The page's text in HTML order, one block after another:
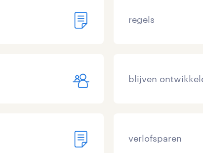
regels
blijven
verlofsparen